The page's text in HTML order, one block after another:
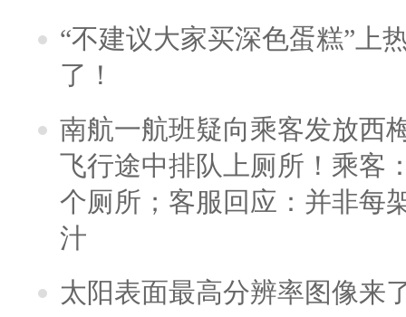
“不建议大家买深色蛋糕”上
了！
南航一航班疑向乘客发放西
飞行途中排队上厕所！乘客
个厕所；客服回应：并非每
汁
太阳表面最高分辨率图像来